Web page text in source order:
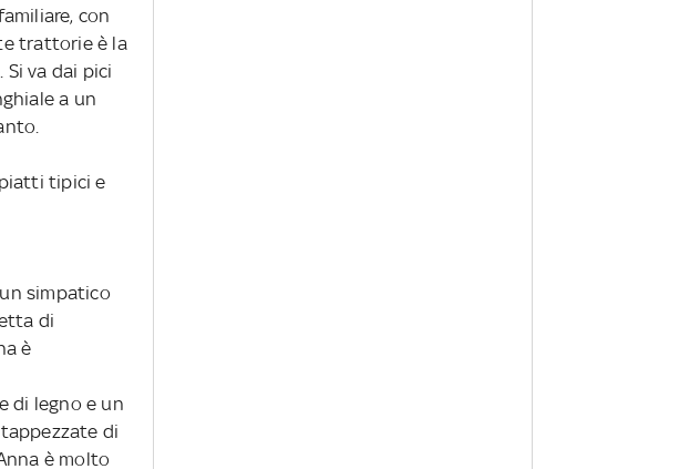
con
trattorie è la
va dai pici
a un
tipici e
simpatico
di
è
di legno e un
di
è molto